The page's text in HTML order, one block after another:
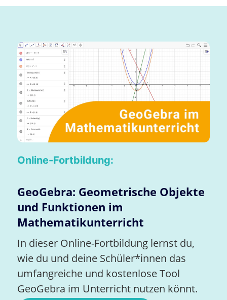
Online-Fortbildung:
GeoGebra: Geometrische Objekte
und Funktionen im
Mathematikunterricht
In dieser Online-Fortbildung lernst du,
wie du und deine Schüler*innen das
umfangreiche und kostenlose Tool
GeoGebra im Unterricht nutzen könnt.